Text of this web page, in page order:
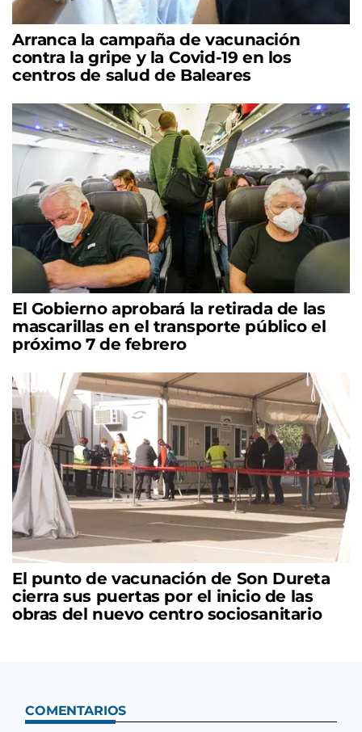
Arranca la campaña de vacunación
contra la gripe y la Covid-19 en los
centros de salud de Baleares
El Gobierno aprobará la retirada de las
mascarillas en el transporte público el
próximo 7 de febrero
El punto de vacunación de Son Dureta
cierra sus puertas por el inicio de las
obras del nuevo centro sociosanitario
COMENTARIOS